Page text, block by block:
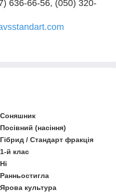
636-66-56, (050) 320-
Соняшник
Посівний (насіння)
Гібрид / Стандарт фракція
1-й клас
Ні
Ранньостигла
Ярова культура